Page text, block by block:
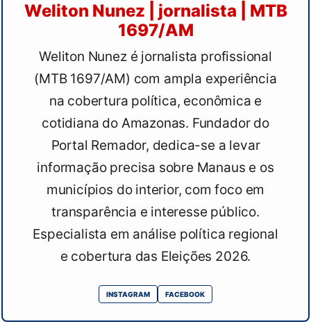
Weliton Nunez | jornalista | MTB
1697/AM
Weliton Nunez é jornalista profissional
(MTB 1697/AM) com ampla experiência
na cobertura política, econômica e
cotidiana do Amazonas. Fundador do
Portal Remador, dedica-se a levar
informação precisa sobre Manaus e os
municípios do interior, com foco em
transparência e interesse público.
Especialista em análise política regional
e cobertura das Eleições 2026.
INSTAGRAM FACEBOOK